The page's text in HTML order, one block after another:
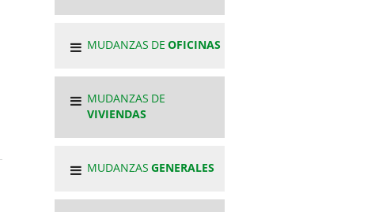
MUDANZAS DE OFICINAS
MUDANZAS DE
VIVIENDAS
MUDANZAS GENERALES